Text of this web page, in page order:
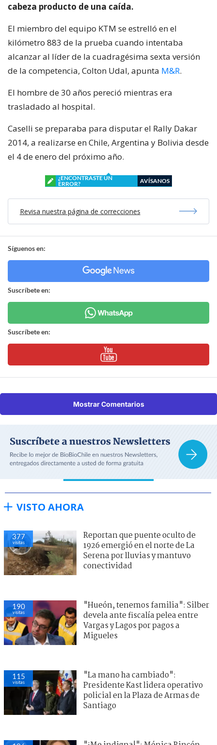
cabeza producto de una caída.
El miembro del equipo KTM se estrelló en el
kilómetro 883 de la prueba cuando intentaba
alcanzar al líder de la cuadragésima sexta versión
de la competencia, Colton Udal, apunta M&R.
El hombre de 30 años pereció mientras era
trasladado al hospital.
Caselli se preparaba para disputar el Rally Dakar
2014, a realizarse en Chile, Argentina y Bolivia desde
el 4 de enero del próximo año.
¿ENCONTRASTE UN
ERROR?
AVÍSANOS
Revisa nuestra página de correcciones
Síguenos en:
Suscríbete en:
Suscríbete en:
Mostrar Comentarios
VISTO AHORA
377
visitas
Reportan que puente oculto de
1926 emergió en el norte de La
Serena por lluvias y mantuvo
conectividad
190
visitas
"Hueón, tenemos familia": Silber
devela ante fiscalía pelea entre
Vargas y Lagos por pagos a
Migueles
115
visitas
"La mano ha cambiado":
Presidente Kast lidera operativo
policial en la Plaza de Armas de
Santiago